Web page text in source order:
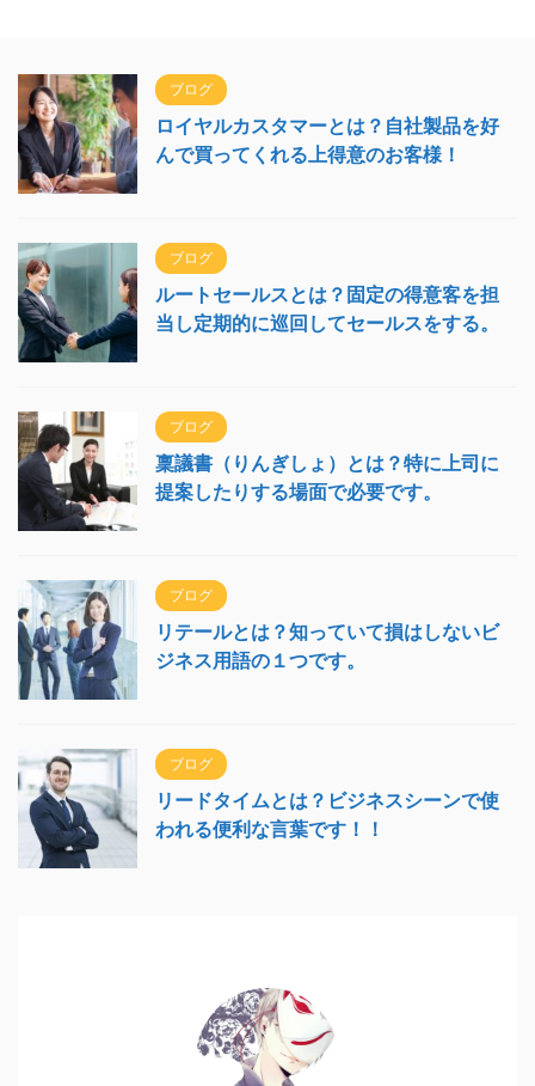
ブログ
ロイヤルカスタマーとは？自社製品を好
んで買ってくれる上得意のお客様！
ブログ
ルートセールスとは？固定の得意客を担
当し定期的に巡回してセールスをする。
ブログ
稟議書（りんぎしょ）とは？特に上司に
提案したりする場面で必要です。
ブログ
リテールとは？知っていて損はしないビ
ジネス用語の１つです。
ブログ
リードタイムとは？ビジネスシーンで使
われる便利な言葉です！！